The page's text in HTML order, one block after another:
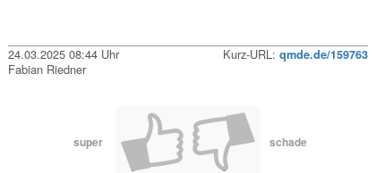
24.03.2025 08:44 Uhr Kurz-URL: qmde.de/159763
Fabian Riedner
super schade